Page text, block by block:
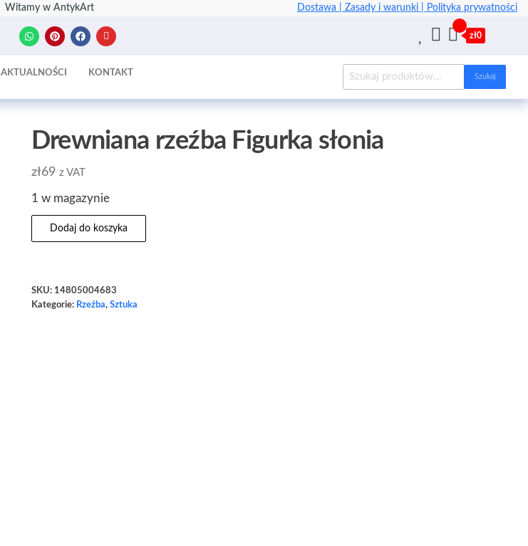
Witamy w AntykArt Dostawa | Zasady i warunki | Polityka prywatności
zł0
AKTUALNOŚCI KONTAKT Szukaj
Drewniana rzeźba Figurka słonia
zł69 z VAT
1 w magazynie
Dodaj do koszyka
SKU: 14805004683
Kategorie: Rzeźba, Sztuka